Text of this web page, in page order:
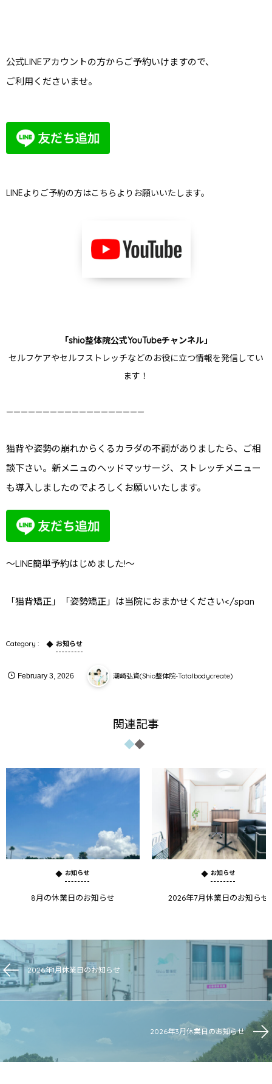
公式LINEアカウントの方からご予約いけますので、
ご利用くださいませ。
LINEよりご予約の方はこちらよりお願いいたします。
「shio整体院公式YouTubeチャンネル」
セルフケアやセルフストレッチなどのお役に立つ情報を発信してい
ます！
———————————————————
猫背や姿勢の崩れからくるカラダの不調がありましたら、ご相
談下さい。新メニュのヘッドマッサージ、ストレッチメニュー
も導入しましたのでよろしくお願いいたします。
～LINE簡単予約はじめました!～
「猫背矯正」「姿勢矯正」は当院におまかせください</span
お知らせ
February 3 ,2026 潮崎弘資(Shio整体院-Totalbodycreate)
関連記事
お知らせ
8月の休業日のお知らせ
お知らせ
2026年7月休業日のお知らせ
2026年1月休業日のお知らせ
2026年3月休業日のお知らせ